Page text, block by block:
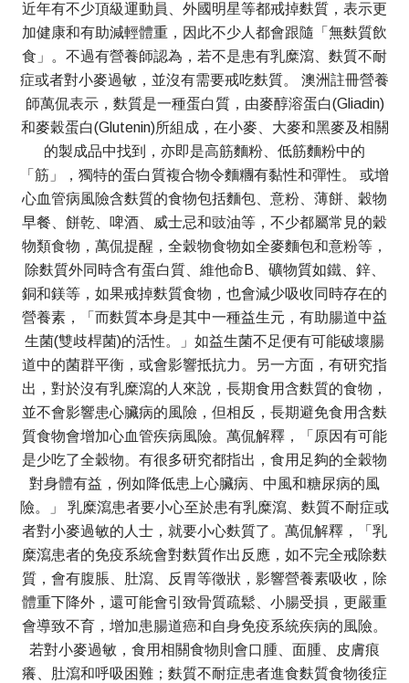
近年有不少頂級運動員、外國明星等都戒掉麩質，表示更
加健康和有助減輕體重，因此不少人都會跟隨「無麩質飲
食」。不過有營養師認為，若不是患有乳糜瀉、麩質不耐
症或者對小麥過敏，並沒有需要戒吃麩質。 澳洲註冊營養
師萬侃表示，麩質是一種蛋白質，由麥醇溶蛋白(Gliadin)
和麥穀蛋白(Glutenin)所組成，在小麥、大麥和黑麥及相關
的製成品中找到，亦即是高筋麵粉、低筋麵粉中的
「筋」，獨特的蛋白質複合物令麵糰有黏性和彈性。 或增
心血管病風險含麩質的食物包括麵包、意粉、薄餅、穀物
早餐、餅乾、啤酒、威士忌和豉油等，不少都屬常見的穀
物類食物，萬侃提醒，全穀物食物如全麥麵包和意粉等，
除麩質外同時含有蛋白質、維他命B、礦物質如鐵、鋅、
銅和鎂等，如果戒掉麩質食物，也會減少吸收同時存在的
營養素，「而麩質本身是其中一種益生元，有助腸道中益
生菌(雙歧桿菌)的活性。」如益生菌不足便有可能破壞腸
道中的菌群平衡，或會影響抵抗力。另一方面，有研究指
出，對於沒有乳糜瀉的人來說，長期食用含麩質的食物，
並不會影響患心臟病的風險，但相反，長期避免食用含麩
質食物會增加心血管疾病風險。萬侃解釋，「原因有可能
是少吃了全穀物。有很多研究都指出，食用足夠的全穀物
對身體有益，例如降低患上心臟病、中風和糖尿病的風
險。」 乳糜瀉患者要小心至於患有乳糜瀉、麩質不耐症或
者對小麥過敏的人士，就要小心麩質了。萬侃解釋，「乳
糜瀉患者的免疫系統會對麩質作出反應，如不完全戒除麩
質，會有腹脹、肚瀉、反胃等徵狀，影響營養素吸收，除
體重下降外，還可能會引致骨質疏鬆、小腸受損，更嚴重
會導致不育，增加患腸道癌和自身免疫系統疾病的風險。
若對小麥過敏，食用相關食物則會口腫、面腫、皮膚痕
癢、肚瀉和呼吸困難；麩質不耐症患者進食麩質食物後症